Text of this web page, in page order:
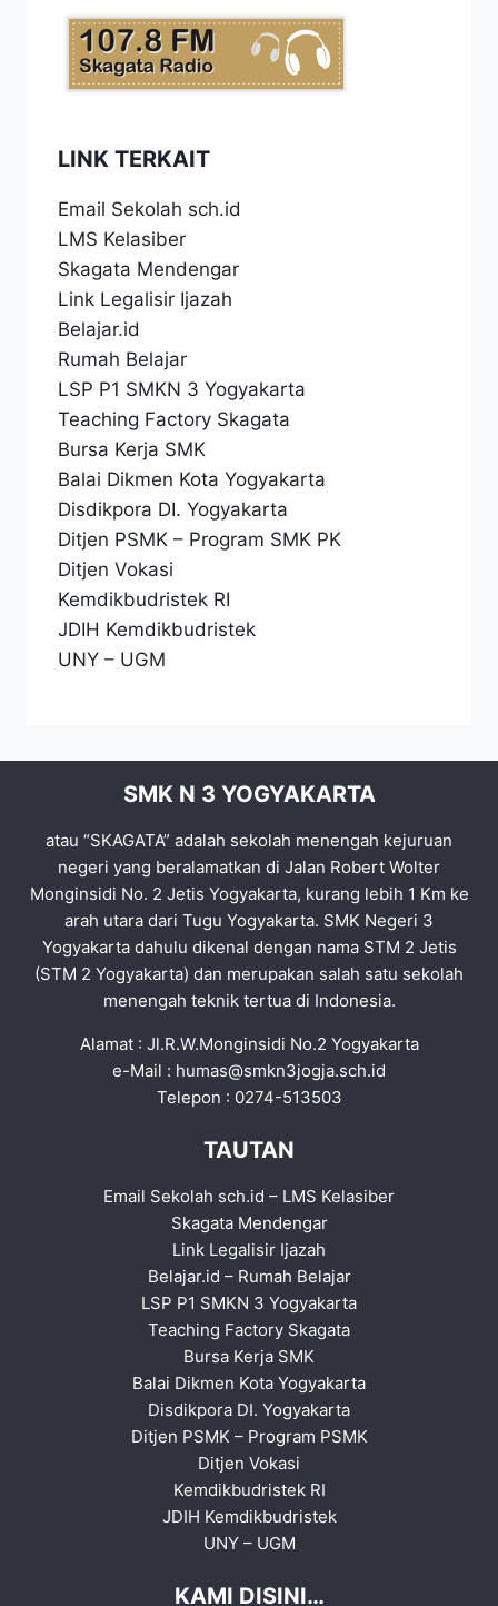
LINK TERKAIT
Email Sekolah sch.id
LMS Kelasiber
Skagata Mendengar
Link Legalisir Ijazah
Belajar.id
Rumah Belajar
LSP P1 SMKN 3 Yogyakarta
Teaching Factory Skagata
Bursa Kerja SMK
Balai Dikmen Kota Yogyakarta
Disdikpora DI. Yogyakarta
Ditjen PSMK – Program SMK PK
Ditjen Vokasi
Kemdikbudristek RI
JDIH Kemdikbudristek
UNY – UGM
SMK N 3 YOGYAKARTA
atau “SKAGATA” adalah sekolah menengah kejuruan
negeri yang beralamatkan di Jalan Robert Wolter
Monginsidi No. 2 Jetis Yogyakarta, kurang lebih 1 Km ke
arah utara dari Tugu Yogyakarta. SMK Negeri 3
Yogyakarta dahulu dikenal dengan nama STM 2 Jetis
(STM 2 Yogyakarta) dan merupakan salah satu sekolah
menengah teknik tertua di Indonesia.
Alamat : Jl.R.W.Monginsidi No.2 Yogyakarta
e-Mail : humas@smkn3jogja.sch.id
Telepon : 0274-513503
TAUTAN
Email Sekolah sch.id – LMS Kelasiber
Skagata Mendengar
Link Legalisir Ijazah
Belajar.id – Rumah Belajar
LSP P1 SMKN 3 Yogyakarta
Teaching Factory Skagata
Bursa Kerja SMK
Balai Dikmen Kota Yogyakarta
Disdikpora DI. Yogyakarta
Ditjen PSMK – Program PSMK
Ditjen Vokasi
Kemdikbudristek RI
JDIH Kemdikbudristek
UNY– UGM
KAMI DISINI…